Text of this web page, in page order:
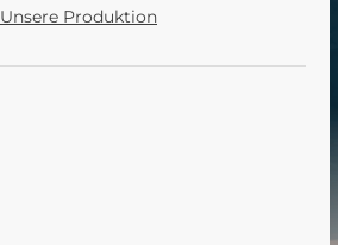
Unsere Produktion